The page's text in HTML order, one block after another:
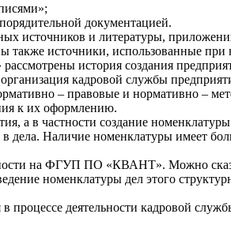
документацией.
источников и литературы,
также источники, использованные
история создания
кадровой службы
– правовые и нормативно –
к их оформлению.
а в частности создание
Наличие номенклатуры имеет
на ФГУП ПО «КВАНТ». Можно
номенклатуры дел этого
деятельности кадровой